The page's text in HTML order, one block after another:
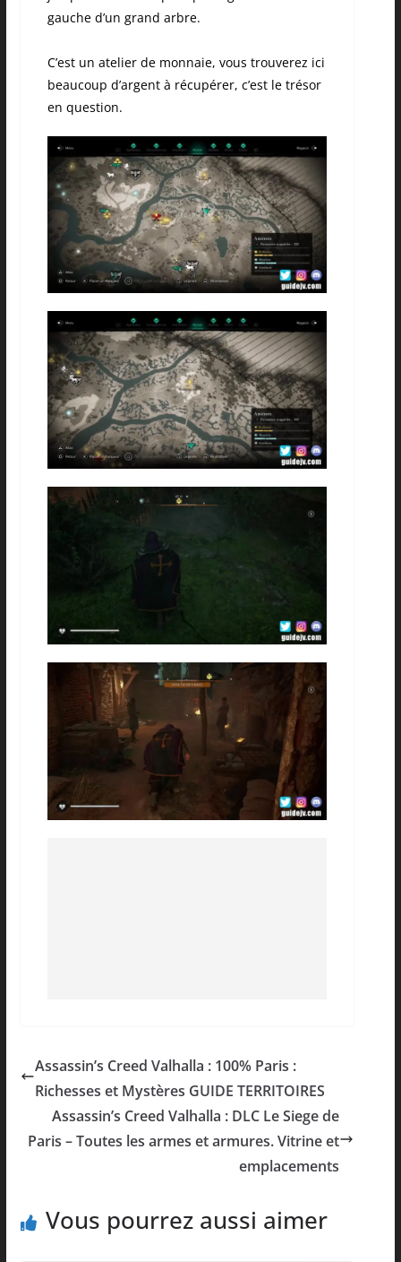
gauche d’un grand arbre.
C’est un atelier de monnaie, vous trouverez ici
beaucoup d’argent à récupérer, c’est le trésor
en question.
Assassin’s Creed Valhalla : 100% Paris :
Richesses et Mystères GUIDE TERRITOIRES
Assassin’s Creed Valhalla : DLC Le Siege de
Paris – Toutes les armes et armures. Vitrine et
emplacements
Vous pourrez aussi aimer